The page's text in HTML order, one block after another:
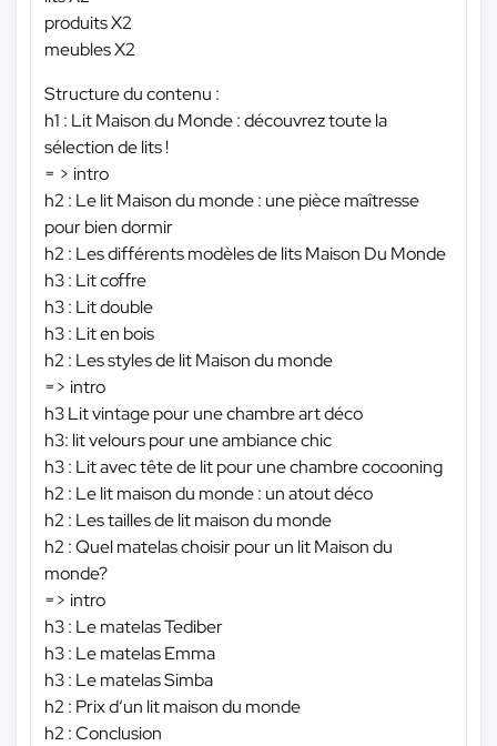
produits X2
meubles X2
Structure du contenu :
h1 : Lit Maison du Monde : découvrez toute la
sélection de lits !
= > intro
h2 : Le lit Maison du monde : une pièce maîtresse
pour bien dormir
h2 : Les différents modèles de lits Maison Du Monde
h3 : Lit coffre
h3 : Lit double
h3 : Lit en bois
h2 : Les styles de lit Maison du monde
=> intro
h3 Lit vintage pour une chambre art déco
h3: lit velours pour une ambiance chic
h3 : Lit avec tête de lit pour une chambre cocooning
h2 : Le lit maison du monde : un atout déco
h2 : Les tailles de lit maison du monde
h2 : Quel matelas choisir pour un lit Maison du
monde?
=> intro
h3 : Le matelas Tediber
h3 : Le matelas Emma
h3 : Le matelas Simba
h2 : Prix d’un lit maison du monde
h2 : Conclusion